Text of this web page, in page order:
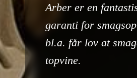
Arber er en
garanti for
bl.a. får lov at
topvine.